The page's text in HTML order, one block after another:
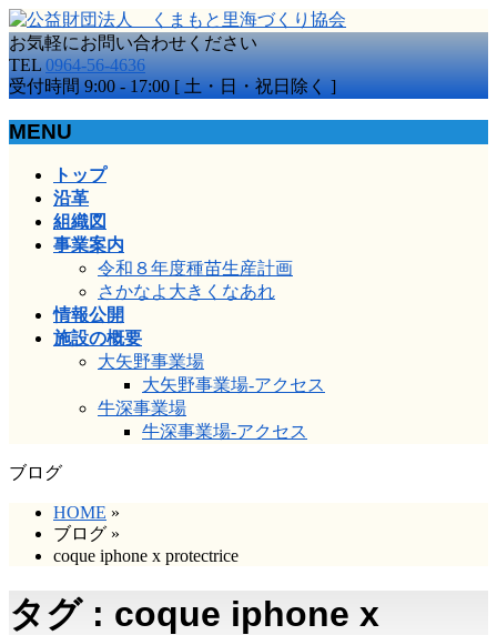
お気軽にお問い合わせください
TEL 0964-56-4636
受付時間 9:00 - 17:00 [ 土・日・祝日除く ]
MENU
トップ
沿革
組織図
事業案内
令和８年度種苗生産計画
さかなよ大きくなあれ
情報公開
施設の概要
大矢野事業場
大矢野事業場-アクセス
牛深事業場
牛深事業場-アクセス
ブログ
HOME »
ブログ »
coque iphone x protectrice
タグ : coque iphone x